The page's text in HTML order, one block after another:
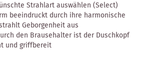
Strahlart auswählen (Select)
beeindruckt durch ihre harmonische
Geborgenheit aus
den Brausehalter ist der Duschkopf
und griffbereit